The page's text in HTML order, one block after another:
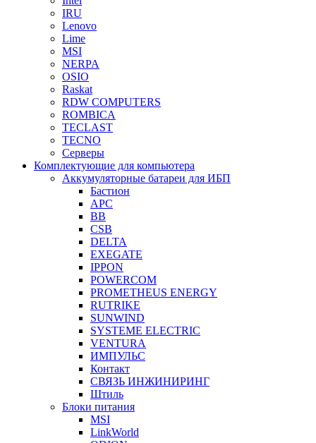
IRU
Lenovo
Lime
MSI
NERPA
OSIO
Raskat
RDW COMPUTERS
ROMBICA
TECLAST
TECNO
Серверы
Комплектующие для компьютера
Аккумуляторные батареи для ИБП
Бастион
APC
BB
CSB
DELTA
EXEGATE
IPPON
POWERCOM
PROMETHEUS ENERGY
RUTRIKE
SUNWIND
SYSTEME ELECTRIC
VENTURA
ИМПУЛЬС
Контакт
СВЯЗЬ ИНЖИНИРИНГ
Штиль
Блоки питания
MSI
LinkWorld